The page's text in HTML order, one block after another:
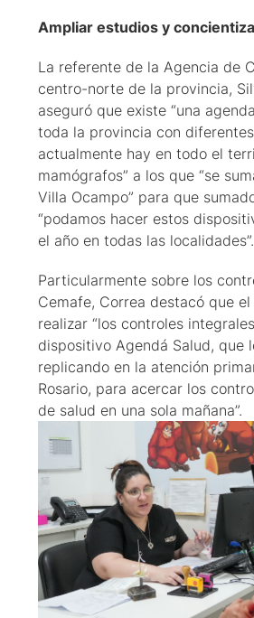
Ampliar estudios y
La referente de la Agencia de
centro-norte de la provincia,
aseguró que existe “una
toda la provincia con
actualmente hay en todo el
mamógrafos” a los que “se
Villa Ocampo” para que
“podamos hacer estos
el año en todas las localidades”.
Particularmente sobre los
Cemafe, Correa destacó que
realizar “los controles
dispositivo Agendá Salud, que
replicando en la atención
Rosario, para acercar los
de salud en una sola mañana”.